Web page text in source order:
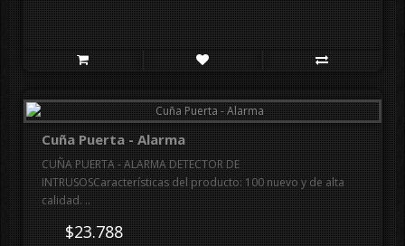
Cuña Puerta - Alarma
CUÑA PUERTA - ALARMA DETECTOR DE
INTRUSOSCaracterísticas del producto: 100 nuevo y de alta
calidad. ..
$23.788